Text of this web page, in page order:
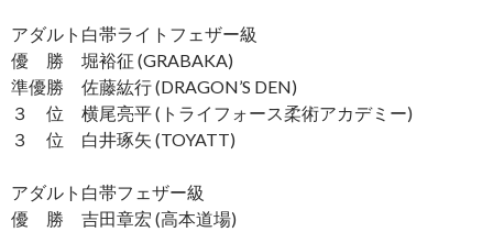
アダルト白帯ライトフェザー級
優 勝 堀裕征 (GRABAKA)
準優勝 佐藤紘行 (DRAGON’S DEN)
３ 位 横尾亮平 (トライフォース柔術アカデミー)
３ 位 白井琢矢 (TOYATT)
アダルト白帯フェザー級
優 勝 吉田章宏 (高本道場)